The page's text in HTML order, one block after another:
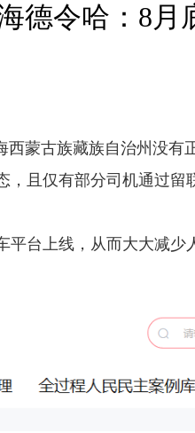
德令哈：8月
西蒙古族藏族自治州没有
，且仅有部分司机通过留
平台上线，从而大大减少